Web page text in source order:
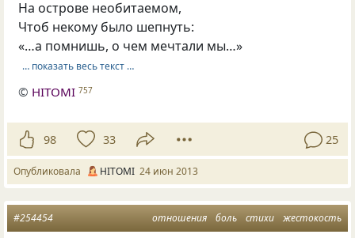
На острове необитаемом,
Чтоб некому было шепнуть:
«…а помнишь, о чем мечтали мы…»
… показать весь текст …
© HITOMI 757
98 33 25
Опубликовала HITOMI 24 июн 2013
отношения боль стихи жестокость
#254454